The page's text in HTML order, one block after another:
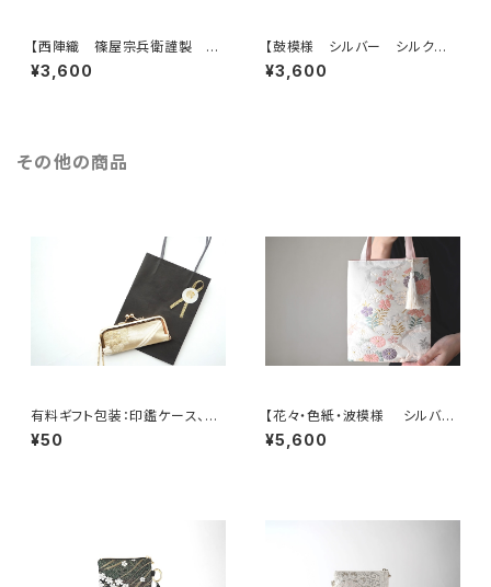
【西陣織 篠屋宗兵衛謹製 若
松模様 ゴールド シルク帯リ
メイク バッグチャーム型スクエ
¥3,600
【鼓模様 シルバー シルク帯リ
メイク バッグチャーム型スクエ
アポーチ】メイクポーチ 旅
¥3,600
その他の商品
有料ギフト包装：印鑑ケース、ミ
ニジュエリケース用ミニショッピ
ングバック
¥50
【花々・色紙・波模様 シルバ
ー・薄ピンク シルク帯リメイク
ミニサブバッグ フォーマルバッ
¥5,600